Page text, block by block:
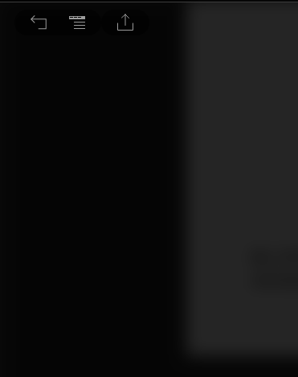
巿場觀望北京封城 港股弱勢未改